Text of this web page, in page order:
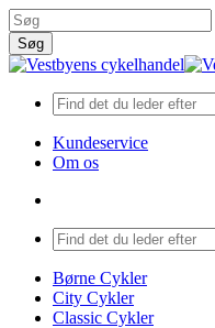
Skip
to
main
content
Søg
Close
Kundeservice
Om os
Menu
search
Menu
Børne Cykler
City Cykler
Classic Cykler